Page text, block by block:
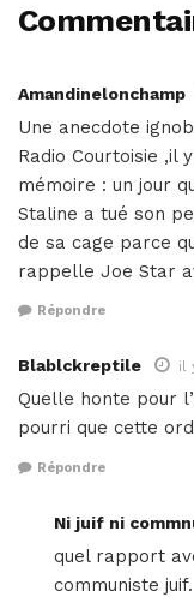
Amandinelonchamp
Une anecdote
Radio Courtoisie ,il
mémoire : un jour
Staline a tué son
de sa cage parce
rappelle Joe Star
Répondre
Blablckreptile il
Quelle honte pour
pourri que cette
Répondre
Ni juif ni
quel rapport
communiste juif.